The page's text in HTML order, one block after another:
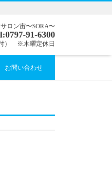
ロン宙〜SORA〜
91-6300
付） ※木曜定休日
お問い合わせ